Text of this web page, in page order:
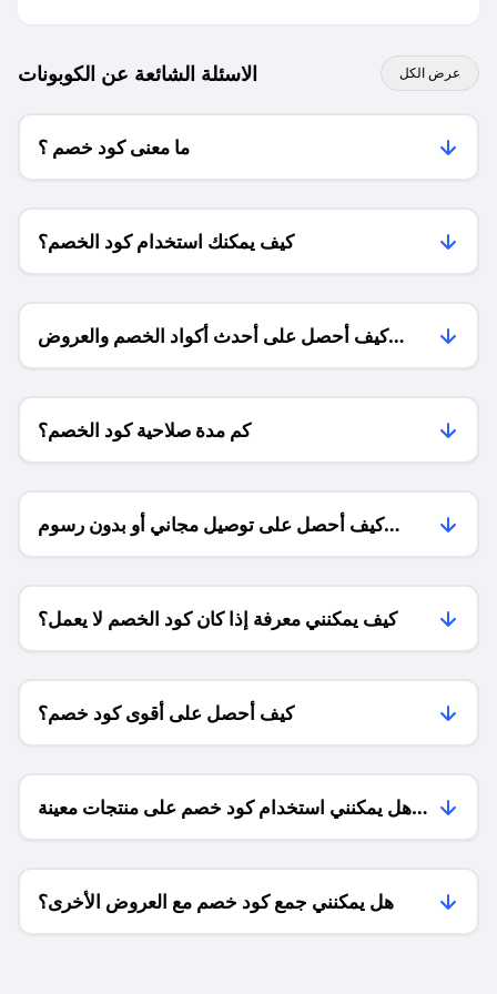
الاسئلة الشائعة عن الكوبونات عرض الكل
ما معنى كود خصم ؟
كيف يمكنك استخدام كود الخصم؟
كيف أحصل على أحدث أكواد الخصم والعروض
للمتاجر؟
كم مدة صلاحية كود الخصم؟
كيف أحصل على توصيل مجاني أو بدون رسوم
الشحن ؟
كيف يمكنني معرفة إذا كان كود الخصم لا يعمل؟
كيف أحصل على أقوى كود خصم؟
هل يمكنني استخدام كود خصم على منتجات معينة
فقط؟
هل يمكنني جمع كود خصم مع العروض الأخرى؟